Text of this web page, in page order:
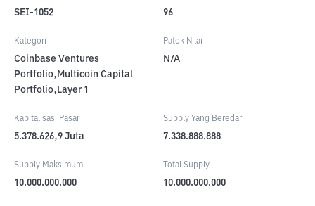
SEI-1052 96
Kategori
Coinbase Ventures
Portfolio,Multicoin Capital
Portfolio,Layer 1
Patok Nilai
N/A
Kapitalisasi Pasar
5.378.626,9 Juta
Supply Yang Beredar
7.338.888.888
Supply Maksimum
10.000.000.000
Total Supply
10.000.000.000